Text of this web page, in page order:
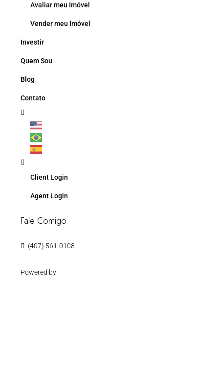
Avaliar meu Imóvel
Vender meu Imóvel
Investir
Quem Sou
Blog
Contato
Client Login
Agent Login
Fale Comigo
(407) 561-0108
Powered by